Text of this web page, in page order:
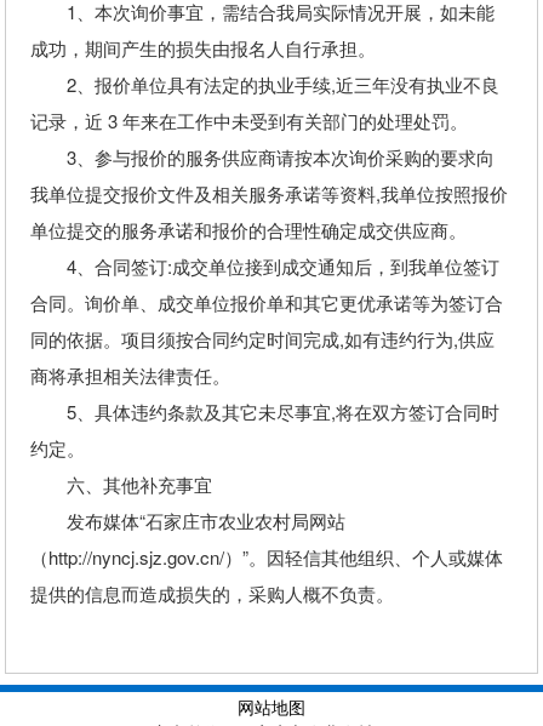
1、本次询价事宜，需结合我局实际情况开展，如未能
成功，期间产生的损失由报名人自行承担。
2、报价单位具有法定的执业手续,近三年没有执业不良
记录，近 3 年来在工作中未受到有关部门的处理处罚。
3、参与报价的服务供应商请按本次询价采购的要求向
我单位提交报价文件及相关服务承诺等资料,我单位按照报价
单位提交的服务承诺和报价的合理性确定成交供应商。
4、合同签订:成交单位接到成交通知后，到我单位签订
合同。询价单、成交单位报价单和其它更优承诺等为签订合
同的依据。项目须按合同约定时间完成,如有违约行为,供应
商将承担相关法律责任。
5、具体违约条款及其它未尽事宜,将在双方签订合同时
约定。
六、其他补充事宜
发布媒体“石家庄市农业农村局网站
（http://nyncj.sjz.gov.cn/）”。因轻信其他组织、个人或媒体
提供的信息而造成损失的，采购人概不负责。
网站地图